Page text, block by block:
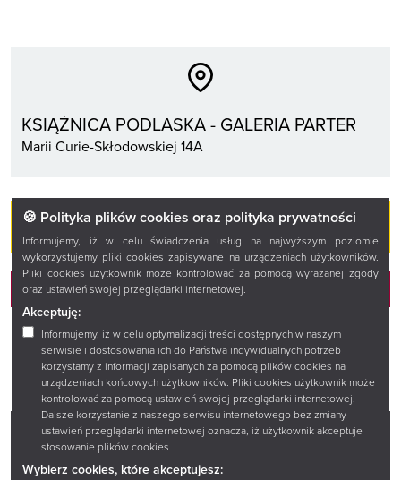
🍪 Polityka plików cookies oraz polityka prywatności
Informujemy, iż w celu świadczenia usług na najwyższym poziomie
wykorzystujemy pliki cookies zapisywane na urządzeniach użytkowników.
Pliki cookies użytkownik może kontrolować za pomocą wyrażanej zgody
oraz ustawień swojej przeglądarki internetowej.
Akceptuję:
Informujemy, iż w celu optymalizacji treści dostępnych w naszym
serwisie i dostosowania ich do Państwa indywidualnych potrzeb
korzystamy z informacji zapisanych za pomocą plików cookies na
urządzeniach końcowych użytkowników. Pliki cookies użytkownik może
kontrolować za pomocą ustawień swojej przeglądarki internetowej.
Dalsze korzystanie z naszego serwisu internetowego bez zmiany
ustawień przeglądarki internetowej oznacza, iż użytkownik akceptuje
stosowanie plików cookies.
Wybierz cookies, które akceptujesz:
KSIĄŻNICA PODLASKA - GALERIA PARTER
Marii Curie-Skłodowskiej 14A
WSTĘP WOLNY
DOŁĄCZ
Facebook
TwitterInstagram
YouTube